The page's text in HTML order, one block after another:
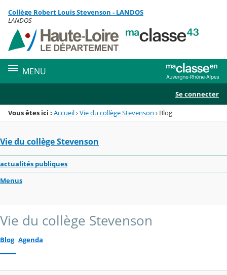
Menu de la rubrique
Contenu
Collège Robert Louis Stevenson - LANDOS
LANDOS
MENU
Se connecter
Vous êtes ici : Accueil›Vie du collège Stevenson › Blog
Vie du collège Stevenson
actualités publiques
Menus
Vie du collège Stevenson
Blog Agenda